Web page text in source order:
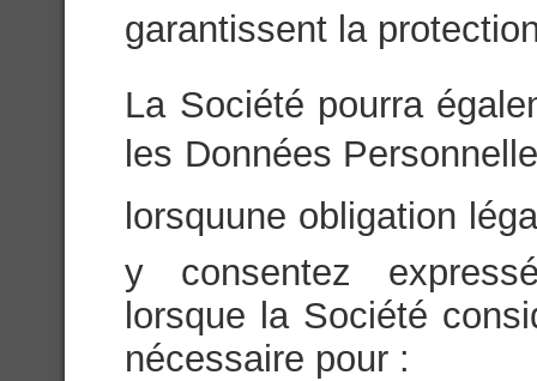
garantissent la
La Société pourra
les Données
lorsquune obligation
y consentez
lorsque la Société
nécessaire pour :